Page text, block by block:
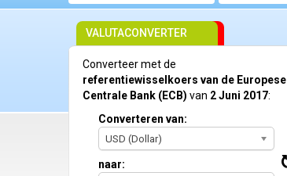
VALUTACONVERTER
Converteer met de
referentiewisselkoers van de Europese
Centrale Bank (ECB) van 2 Juni 2017:
Converteren van:
USD (Dollar)
naar: